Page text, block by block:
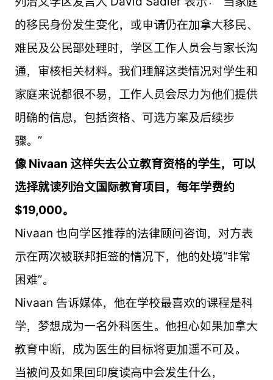
的移民身份发生变化，或申请仍在加拿大移民、
难民及公民部处理时，学区工作人员会与家长沟
通，审核相关材料。我们理解这类情况对学生和
家庭来说都很不易，工作人员会尽力为他们提供
明确的信息，包括资格、可选方案及后续步
骤。”
像 Nivaan 这样失去公立教育资格的学生，可以
选择就读列治文国际教育项目，每年学费约
$19,000。
Nivaan 也向学区推荐的法律顾问咨询，对方表
示在两次被联邦拒签的情况下，他的处境“非常
困难”。
Nivaan 告诉媒体，他在学校最喜欢的课程是科
学，梦想成为一名外科医生。他担心如果加拿大
教育中断，成为医生的目标将更加遥不可及。
当被问及如果回印度读高中会发生什么，